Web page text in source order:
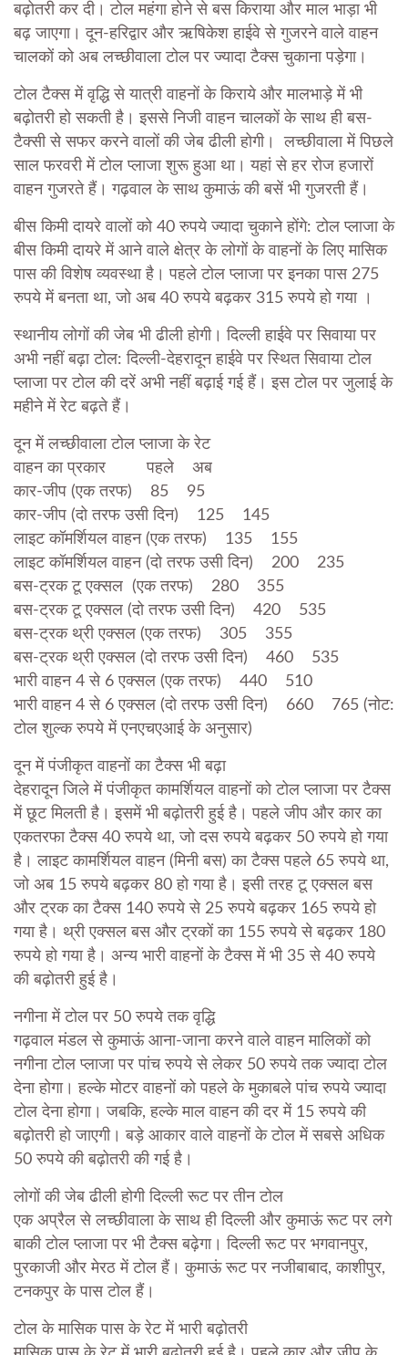
बढ़ोतरी कर दी। टोल महंगा होने से बस किराया और माल भाड़ा भी
बढ़ जाएगा। दून-हरिद्वार और ऋषिकेश हाईवे से गुजरने वाले वाहन
चालकों को अब लच्छीवाला टोल पर ज्यादा टैक्स चुकाना पड़ेगा।
टोल टैक्स में वृद्धि से यात्री वाहनों के किराये और मालभाड़े में भी
बढ़ोतरी हो सकती है। इससे निजी वाहन चालकों के साथ ही बस-
टैक्सी से सफर करने वालों की जेब ढीली होगी। लच्छीवाला में पिछले
साल फरवरी में टोल प्लाजा शुरू हुआ था। यहां से हर रोज हजारों
वाहन गुजरते हैं। गढ़वाल के साथ कुमाऊं की बसें भी गुजरती हैं।
बीस किमी दायरे वालों को 40 रुपये ज्यादा चुकाने होंगे: टोल प्लाजा के
बीस किमी दायरे में आने वाले क्षेत्र के लोगों के वाहनों के लिए मासिक
पास की विशेष व्यवस्था है। पहले टोल प्लाजा पर इनका पास 275
रुपये में बनता था, जो अब 40 रुपये बढ़कर 315 रुपये हो गया ।
स्थानीय लोगों की जेब भी ढीली होगी। दिल्ली हाईवे पर सिवाया पर
अभी नहीं बढ़ा टोल: दिल्ली-देहरादून हाईवे पर स्थित सिवाया टोल
प्लाजा पर टोल की दरें अभी नहीं बढ़ाई गई हैं। इस टोल पर जुलाई के
महीने में रेट बढ़ते हैं।
दून में लच्छीवाला टोल प्लाजा के रेट
वाहन का प्रकार पहले अब
कार-जीप (एक तरफ) 85 95
कार-जीप (दो तरफ उसी दिन) 125 145
लाइट कॉमर्शियल वाहन (एक तरफ) 135 155
लाइट कॉमर्शियल वाहन (दो तरफ उसी दिन) 200 235
बस-ट्रक टू एक्सल (एक तरफ) 280 355
बस-ट्रक टू एक्सल (दो तरफ उसी दिन) 420 535
बस-ट्रक थ्री एक्सल (एक तरफ) 305 355
बस-ट्रक थ्री एक्सल (दो तरफ उसी दिन) 460 535
भारी वाहन 4 से 6 एक्सल (एक तरफ) 440 510
भारी वाहन 4 से 6 एक्सल (दो तरफ उसी दिन) 660 765 (नोट:
टोल शुल्क रुपये में एनएचएआई के अनुसार)
दून में पंजीकृत वाहनों का टैक्स भी बढ़ा
देहरादून जिले में पंजीकृत कामर्शियल वाहनों को टोल प्लाजा पर टैक्स
में छूट मिलती है। इसमें भी बढ़ोतरी हुई है। पहले जीप और कार का
एकतरफा टैक्स 40 रुपये था, जो दस रुपये बढ़कर 50 रुपये हो गया
है। लाइट कामर्शियल वाहन (मिनी बस) का टैक्स पहले 65 रुपये था,
जो अब 15 रुपये बढ़कर 80 हो गया है। इसी तरह टू एक्सल बस
और ट्रक का टैक्स 140 रुपये से 25 रुपये बढ़कर 165 रुपये हो
गया है। थ्री एक्सल बस और ट्रकों का 155 रुपये से बढ़कर 180
रुपये हो गया है। अन्य भारी वाहनों के टैक्स में भी 35 से 40 रुपये
की बढ़ोतरी हुई है।
नगीना में टोल पर 50 रुपये तक वृद्धि
गढ़वाल मंडल से कुमाऊं आना-जाना करने वाले वाहन मालिकों को
नगीना टोल प्लाजा पर पांच रुपये से लेकर 50 रुपये तक ज्यादा टोल
देना होगा। हल्के मोटर वाहनों को पहले के मुकाबले पांच रुपये ज्यादा
टोल देना होगा। जबकि, हल्के माल वाहन की दर में 15 रुपये की
बढ़ोतरी हो जाएगी। बड़े आकार वाले वाहनों के टोल में सबसे अधिक
50 रुपये की बढ़ोतरी की गई है।
लोगों की जेब ढीली होगी दिल्ली रूट पर तीन टोल
एक अप्रैल से लच्छीवाला के साथ ही दिल्ली और कुमाऊं रूट पर लगे
बाकी टोल प्लाजा पर भी टैक्स बढ़ेगा। दिल्ली रूट पर भगवानपुर,
पुरकाजी और मेरठ में टोल हैं। कुमाऊं रूट पर नजीबाबाद, काशीपुर,
टनकपुर के पास टोल हैं।
टोल के मासिक पास के रेट में भारी बढ़ोतरी